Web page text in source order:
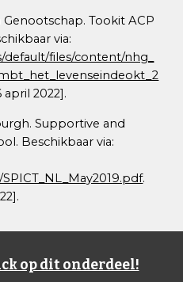
Genootschap. Tookit ACP
via:
files/content/nhg_
april 2022].
Supportive and
Beschikbaar via:
.
op dit onderdeel!